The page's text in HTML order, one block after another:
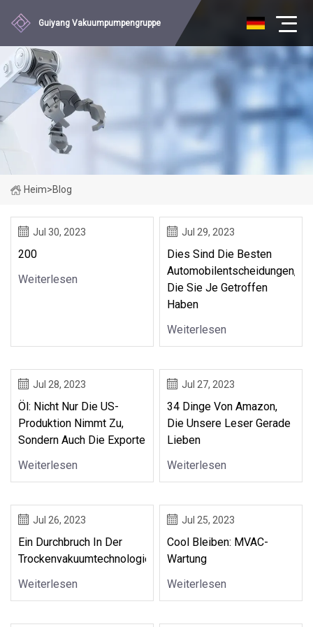
Guiyang Vakuumpumpengruppe
Heim>Blog
Jul 30, 2023
200
Weiterlesen
Jul 29, 2023
Dies Sind Die Besten
Automobilentscheidungen,
Die Sie Je Getroffen
Haben
Weiterlesen
Jul 28, 2023
Öl: Nicht Nur Die US-
Produktion Nimmt Zu,
Sondern Auch Die Exporte
Weiterlesen
Jul 27, 2023
34 Dinge Von Amazon,
Die Unsere Leser Gerade
Lieben
Weiterlesen
Jul 26, 2023
Ein Durchbruch In Der
Trockenvakuumtechnologie
Weiterlesen
Jul 25, 2023
Cool Bleiben: MVAC-
Wartung
Weiterlesen